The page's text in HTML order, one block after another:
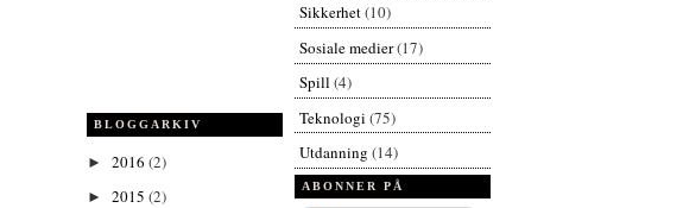
BLOGGARKIV
► 2016 (2)
► 2015 (2)
Sikkerhet(10)
Sosiale medier(17)
Spill (4)
Teknologi (75)
Utdanning (14)
ABONNER PÅ